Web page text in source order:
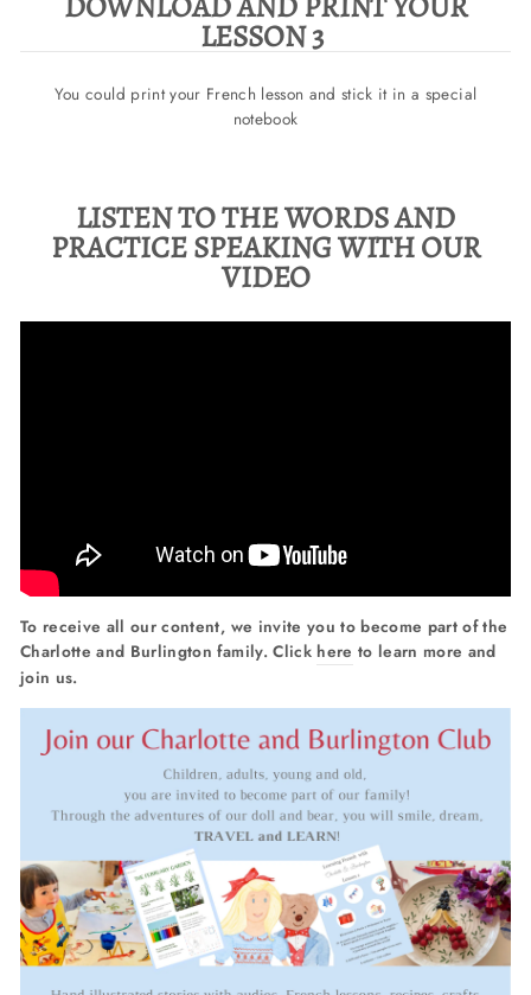
LESSON 3
You could print your French lesson and stick it in a special
notebook
LISTEN TO THE WORDS AND
PRACTICE SPEAKING WITH OUR
VIDEO
To receive all our content, we invite you to become part of the
Charlotte and Burlington family. Click here to learn more and
join us.